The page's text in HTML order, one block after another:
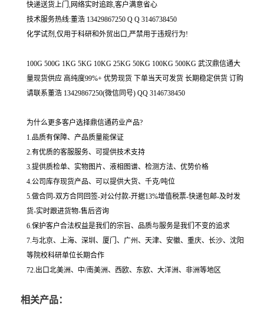
快递送货上门,网络实时追踪,客户满意省心
技术服务热线:董浩 13429867250 Q Q 3146738450
化学试剂,仅用于科研和外贸出口,严禁用于违规行为!
100G 500G 1KG 5KG 10KG 25KG 50KG 100KG 500KG 武汉鼎信通大
量现货供应 高纯度99%+ 优势现货 下单当天可发货 长期稳定供货 订购
请联系董浩 13429867250(微信同号) QQ 3146738450
为什么更多客户选择鼎信通药业产品?
1.品质有保障、产品质量能保证
2.有优质的客服服务、可提供技术支持
3.提供质检单、实物图片、液相图谱、检测方法、优势价格
4.公司库存现货产品、可以提供大货、千克/吨位
5.做合同-双方合同回签-对公付款-开据13%增值税票-快递包邮-及时发
货-实时跟进货物-售后咨询
6.保护客户合法权益是我们的宗旨、品质与服务是我们不变的追求
7.与北京、上海、深圳、厦门、广州、天津、安徽、重庆、长沙、沈阳
等院校科研单位长期合作
72.出口北美洲、中/南美洲、西欧、东欧、大洋洲、非洲等地区
相关产品：